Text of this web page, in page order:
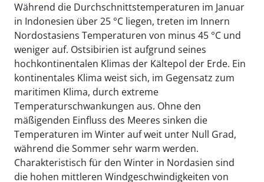
Während die Durchschnittstemperaturen im Januar
in Indonesien über 25 °C liegen, treten im Innern
Nordostasiens Temperaturen von minus 45 °C und
weniger auf. Ostsibirien ist aufgrund seines
hochkontinentalen Klimas der Kältepol der Erde. Ein
kontinentales Klima weist sich, im Gegensatz zum
maritimen Klima, durch extreme
Temperaturschwankungen aus. Ohne den
mäßigenden Einfluss des Meeres sinken die
Temperaturen im Winter auf weit unter Null Grad,
während die Sommer sehr warm werden.
Charakteristisch für den Winter in Nordasien sind
die hohen mittleren Windgeschwindigkeiten von